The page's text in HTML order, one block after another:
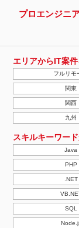
プロエンジニ
エリアからIT案
フルリモ
関東
関西
九州
スキルキーワー
Java
PHP
.NET
SQL